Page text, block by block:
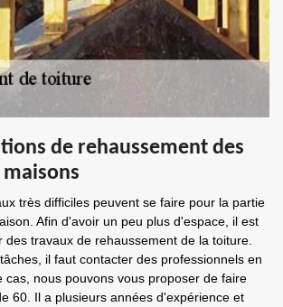
de rehaussement des
très difficiles peuvent se faire pour la partie
Afin d'avoir un peu plus d'espace, il est
des travaux de rehaussement de la toiture.
il faut contacter des professionnels en
cas, nous pouvons vous proposer de faire
60. Il a plusieurs années d'expérience et